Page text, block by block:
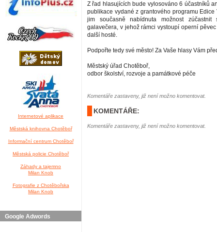
Internetové aplikace
Městská knihovna Chotěboř
Informační centrum Chotěboř
Městská policie Chotěboř
Záhady a tajemno
Milan Knob
Fotografie z Chotěbořska
Milan Knob
Google Adwords
Z řad hlasujících bude vylosováno 6 účastníků
publikace vydané z grantového programu Edice
jim současně nabídnuta možnost zúčastnit
galavečera, v jehož rámci vystoupí operní
další hosté.
Podpořte tedy své město! Za Vaše hlasy Vám
Městský úřad Chotěboř,
odbor školství, rozvoje a památkové péče
Komentáře zastaveny, již není možno komentovat.
KOMENTÁŘE:
Komentáře zastaveny, již není možno komentovat.